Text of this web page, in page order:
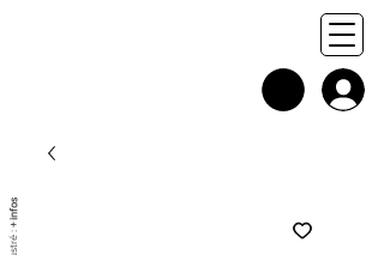
+ infos